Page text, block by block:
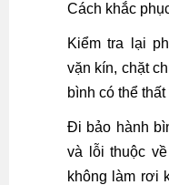
Cách khắc
Kiểm tra lại
vặn kín, chặt
bình có thể
Đi bảo hành
và lỗi thuộc
không làm rơi